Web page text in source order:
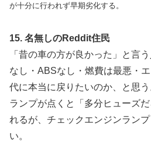
が十分に行われず早期劣化する。
15. 名無しのReddit住民
「昔の車の方が良かった」と言
なし・ABSなし・燃費は最悪・
代に本当に戻りたいのか、と思
ランプが点くと「多分ヒューズ
れるが、チェックエンジンラン
い。